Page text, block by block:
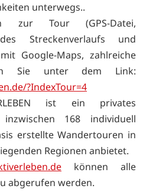
unterwegs..
zur Tour (GPS-Datei,
Streckenverlaufs und
Google-Maps, zahlreiche
Sie unter dem Link:
?IndexTour=4
ist ein privates
168 individuell
erstellte Wandertouren in
Regionen anbietet.
können alle
abgerufen werden.